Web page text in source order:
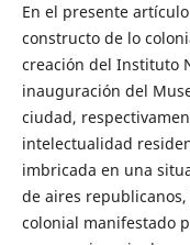
En el presente
constructo de lo
creación del Instituto
inauguración del
ciudad,
intelectualidad
imbricada en una
de aires
colonial manifestado